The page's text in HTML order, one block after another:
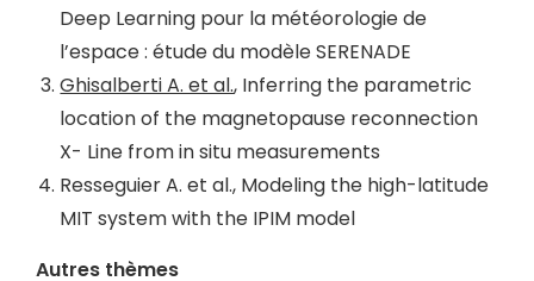
Deep Learning pour la météorologie de
l’espace : étude du modèle SERENADE
Ghisalberti A. et al., Inferring the parametric
location of the magnetopause reconnection
X- Line from in situ measurements
Resseguier A. et al., Modeling the high-latitude
MIT system with the IPIM model
Autres thèmes